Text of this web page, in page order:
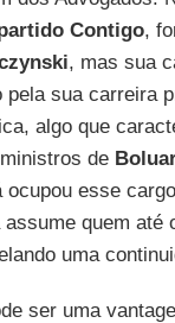
Contigo,
, mas sua
sua carreira
algo que
de
ocupou esse
quem até
uma
ser uma